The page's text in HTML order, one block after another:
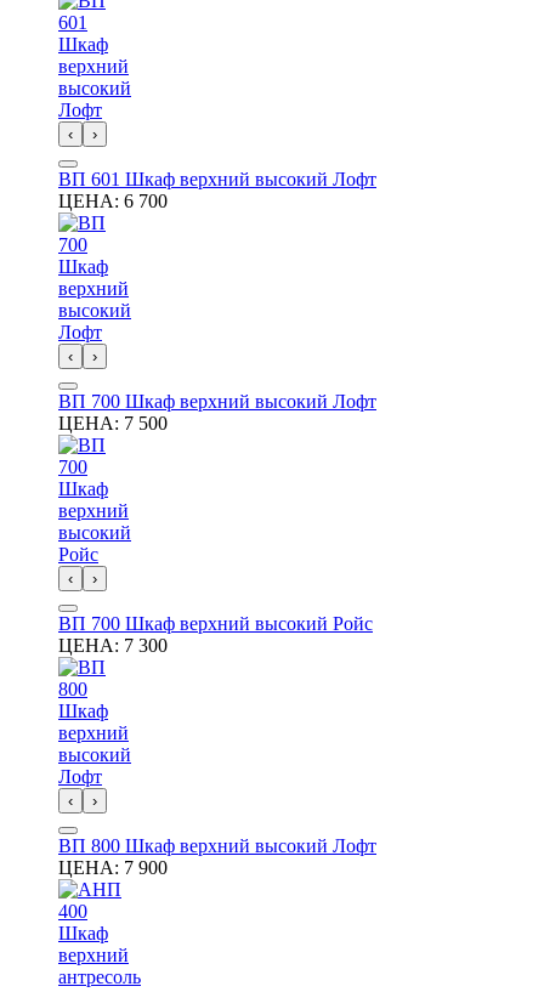
‹ ›
ВП 601 Шкаф верхний высокий Лофт
ЦЕНА: 6 700
‹ ›
ВП 700 Шкаф верхний высокий Лофт
ЦЕНА: 7 500
‹ ›
ВП 700 Шкаф верхний высокий Ройс
ЦЕНА: 7 300
‹ ›
ВП 800 Шкаф верхний высокий Лофт
ЦЕНА: 7 900